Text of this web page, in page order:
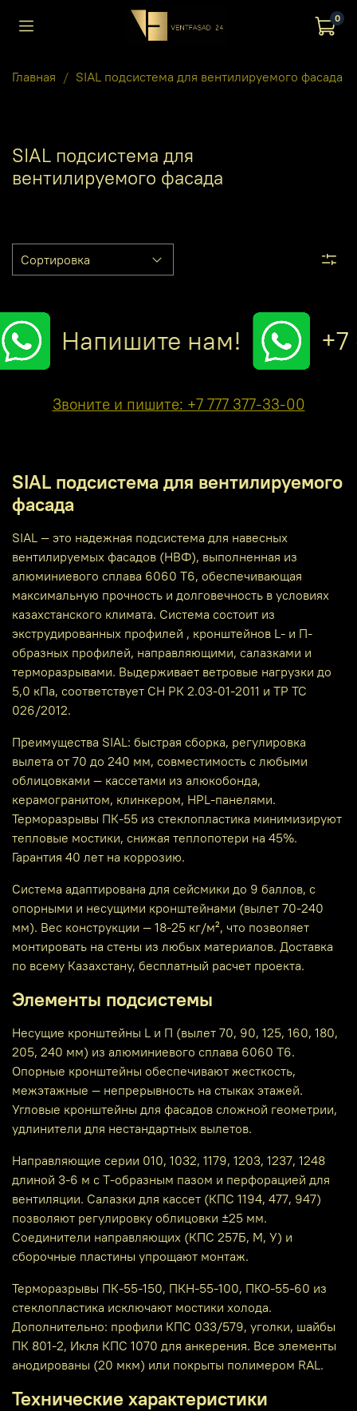
0
Главная SIAL подсистема для вентилируемого фасада
SIAL подсистема для
вентилируемого фасада
Напишите нам! +7
Звоните и пишите: +7 777 377-33-00
SIAL подсистема для вентилируемого
фасада
SIAL — это надежная подсистема для навесных
вентилируемых фасадов (НВФ), выполненная из
алюминиевого сплава 6060 Т6, обеспечивающая
максимальную прочность и долговечность в условиях
казахстанского климата. Система состоит из
экструдированных профилей , кронштейнов L- и П-
образных профилей, направляющими, салазками и
терморазрывами. Выдерживает ветровые нагрузки до
5,0 кПа, соответствует СН РК 2.03-01-2011 и ТР ТС
026/2012.
Преимущества SIAL: быстрая сборка, регулировка
вылета от 70 до 240 мм, совместимость с любыми
облицовками — кассетами из алюкобонда,
керамогранитом, клинкером, HPL-панелями.
Терморазрывы ПК-55 из стеклопластика минимизируют
тепловые мостики, снижая теплопотери на 45%.
Гарантия 40 лет на коррозию.
Система адаптирована для сейсмики до 9 баллов, с
опорными и несущими кронштейнами (вылет 70-240
мм). Вес конструкции — 18-25 кг/м², что позволяет
монтировать на стены из любых материалов. Доставка
по всему Казахстану, бесплатный расчет проекта.
Элементы подсистемы
Несущие кронштейны L и П (вылет 70, 90, 125, 160, 180,
205, 240 мм) из алюминиевого сплава 6060 Т6.
Опорные кронштейны обеспечивают жесткость,
межэтажные — непрерывность на стыках этажей.
Угловые кронштейны для фасадов сложной геометрии,
удлинители для нестандартных вылетов.
Направляющие серии 010, 1032, 1179, 1203, 1237, 1248
длиной 3-6 м с Т-образным пазом и перфорацией для
вентиляции. Салазки для кассет (КПС 1194, 477, 947)
позволяют регулировку облицовки ±25 мм.
Соединители направляющих (КПС 257Б, М, У) и
сборочные пластины упрощают монтаж.
Терморазрывы ПК-55-150, ПКН-55-100, ПКО-55-60 из
стеклопластика исключают мостики холода.
Дополнительно: профили КПС 033/579, уголки, шайбы
ПК 801-2, Икля КПС 1070 для анкерения. Все элементы
анодированы (20 мкм) или покрыты полимером RAL.
Технические характеристики